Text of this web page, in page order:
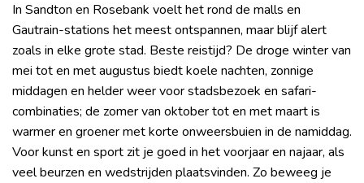
In Sandton en Rosebank voelt het rond de malls en
Gautrain-stations het meest ontspannen, maar blijf alert
zoals in elke grote stad. Beste reistijd? De droge winter van
mei tot en met augustus biedt koele nachten, zonnige
middagen en helder weer voor stadsbezoek en safari-
combinaties; de zomer van oktober tot en met maart is
warmer en groener met korte onweersbuien in de namiddag.
Voor kunst en sport zit je goed in het voorjaar en najaar, als
veel beurzen en wedstrijden plaatsvinden. Zo beweeg je